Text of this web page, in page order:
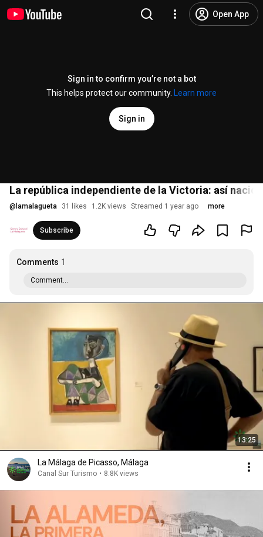
Open App
Sign in to confirm you’re not a bot
This helps protect our community.
Learn more
Sign in
La república independiente de la Victoria: así nació
@ lamalagueta 31 likes 1.2K views Streamed 1 year ago more
Subscribe
Comments 1
Comment...
13:25
La Málaga de Picasso, Málaga
Canal Sur Turismo • 8.8K views